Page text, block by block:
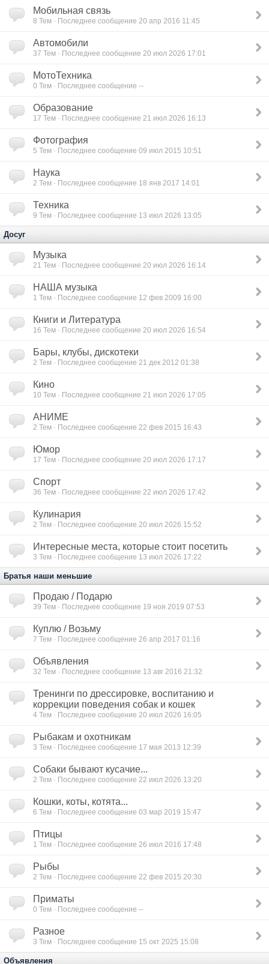
Мобильная связь
8 Тем · Последнее сообщение 20 апр 2016 11:45
Автомобили
37 Тем · Последнее сообщение 20 июл 2026 17:01
МотоТехника
0 Тем · Последнее сообщение --
Образование
17 Тем · Последнее сообщение 21 июл 2026 16:13
Фотография
5 Тем · Последнее сообщение 09 июл 2015 10:51
Наука
2 Тем · Последнее сообщение 18 янв 2017 14:01
Техника
9 Тем · Последнее сообщение 13 июл 2026 13:05
Досуг
Музыка
21 Тем · Последнее сообщение 20 июл 2026 16:14
НАША музыка
1 Тем · Последнее сообщение 12 фев 2009 16:00
Книги и Литература
16 Тем · Последнее сообщение 20 июл 2026 16:54
Бары, клубы, дискотеки
2 Тем · Последнее сообщение 21 дек 2012 01:38
Кино
10 Тем · Последнее сообщение 21 июл 2026 17:05
АНИМЕ
2 Тем · Последнее сообщение 22 фев 2015 16:43
Юмор
17 Тем · Последнее сообщение 20 июл 2026 17:17
Спорт
36 Тем · Последнее сообщение 22 июл 2026 17:42
Кулинария
2 Тем · Последнее сообщение 20 июл 2026 15:52
Интересные места, которые стоит посетить
3 Тем · Последнее сообщение 13 июл 2026 17:22
Братья наши меньшие
Продаю / Подарю
39 Тем · Последнее сообщение 19 ноя 2019 07:53
Куплю / Возьму
7 Тем · Последнее сообщение 26 апр 2017 01:16
Объявления
32 Тем · Последнее сообщение 13 авг 2016 21:32
Тренинги по дрессировке, воспитанию и
коррекции поведения собак и кошек
4 Тем · Последнее сообщение 20 июл 2026 16:05
Рыбакам и охотникам
3 Тем · Последнее сообщение 17 мая 2013 12:39
Собаки бывают кусачие...
2 Тем · Последнее сообщение 22 июл 2026 13:20
Кошки, коты, котята...
6 Тем · Последнее сообщение 03 мар 2019 15:47
Птицы
1 Тем · Последнее сообщение 26 июл 2016 17:48
Рыбы
2 Тем · Последнее сообщение 22 фев 2015 20:30
Приматы
0 Тем · Последнее сообщение --
Разное
3 Тем · Последнее сообщение 15 окт 2025 15:08
Объявления